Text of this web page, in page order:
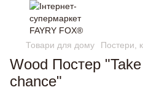
Товари для дому Постери,
Wood Постер
chance"